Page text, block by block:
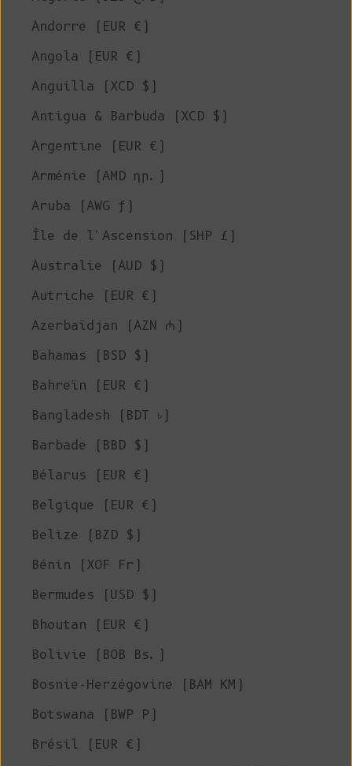
Andorre (EUR €)
Angola (EUR €)
Anguilla (XCD $)
Antigua & Barbuda (XCD $)
Argentine (EUR €)
Arménie (AMD դր.)
Aruba (AWG ƒ)
Île de l'Ascension (SHP £)
Australie (AUD $)
Autriche (EUR €)
Azerbaïdjan (AZN ₼)
Bahamas (BSD $)
Bahreïn (EUR €)
Bangladesh (BDT ৳)
Barbade (BBD $)
Bélarus (EUR €)
Belgique (EUR €)
Belize (BZD $)
Bénin (XOF Fr)
Bermudes (USD $)
Bhoutan (EUR €)
Bolivie (BOB Bs.)
Bosnie-Herzégovine (BAM КМ)
Botswana (BWP P)
Brésil (EUR €)